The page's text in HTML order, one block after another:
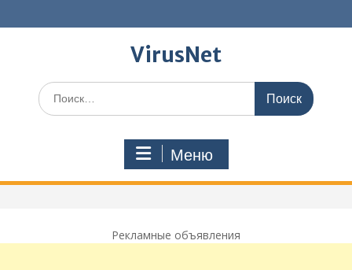
к
VirusNet
Поиск
по:
Меню
Рекламные объявления